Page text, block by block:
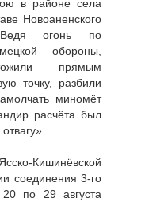
в районе села
Новоаненского
огонь по
обороны,
прямым
точку, разбили
миномёт
расчёта был
соединения 3-го
по 29 августа